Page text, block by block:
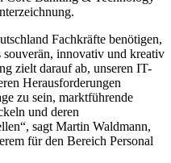
Fachkräfte benötigen,
innovativ und kreativ
zielt darauf ab, unseren IT-
Herausforderungen
zu sein, marktführende
und deren
sagt Martin Waldmann,
für den Bereich Personal